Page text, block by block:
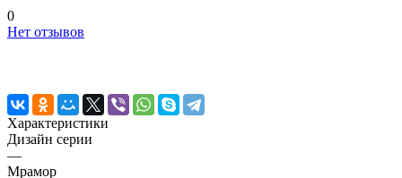
0
Нет отзывов
Характеристики
Дизайн серии
—
Мрамор